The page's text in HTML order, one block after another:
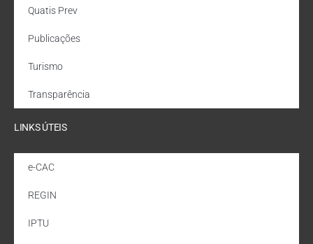
Quatis Prev
Publicações
Turismo
Transparência
LINKS ÚTEIS
e-CAC
REGIN
IPTU